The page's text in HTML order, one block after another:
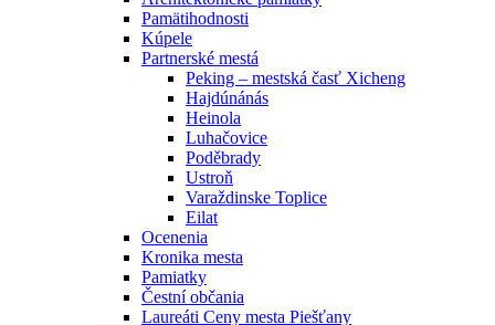
Pamätihodnosti
Kúpele
Partnerské mestá
Peking – mestská časť Xicheng
Hajdúnánás
Heinola
Luhačovice
Poděbrady
Ustroň
Varaždinske Toplice
Eilat
Ocenenia
Kronika mesta
Pamiatky
Čestní občania
Laureáti Ceny mesta Piešťany